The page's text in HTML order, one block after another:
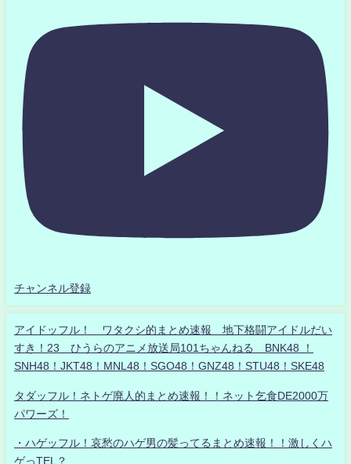
チャンネル登録
アイドッフル！ ワタクシ的まとめ速報 地下格闘アイドルだい
すき！23 ひうらのアニメ放送局101ちゃんねる BNK48 ！
SNH48！JKT48！MNL48！SGO48！GNZ48！STU48！SKE48
タダッフル！ネトゲ廃人的まとめ速報！！ネット乞食DE2000万
パワーズ！
・ハゲッフル！哀愁のハゲ男の髪ってるまとめ速報！！激しくハ
ゲっTEL？